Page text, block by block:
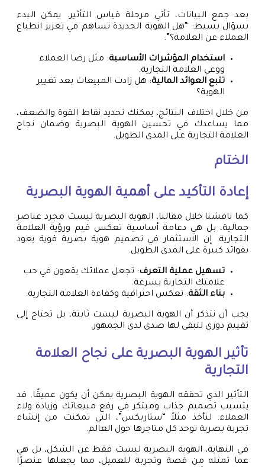
بعد جمع البيانات، تأتي مرحلة قياس التأثير. يمكن البدء
بسؤال بسيط: “هل الهوية الجديدة تساهم في تعزيز انطباع
العملاء عن العلامة؟”.
استخدام المؤشرات الأساسية: مثل رضا العملاء
ووعي العلامة التجارية.
تتبع العوائد المالية: هل زادت المبيعات بعد تغيير
الهوية؟
من خلال اختلاف النتائج، يمكنك تحديد نقاط القوة والضعف،
مما يساعدك في تحسين الهوية البصرية وضمان نجاح
العلامة التجارية على المدى الطويل.
الختام
إعادة التأكيد على أهمية الهوية البصرية
كما ناقشنا خلال مقالنا، الهوية البصرية ليست مجرد عناصر
جمالية، بل هي دعامة أساسية تعكس قيم ورؤية العلامة
التجارية. إن الاستثمار في تصميم هوية بصرية قوية يعود
بفوائد كبيرة على المدى الطويل.
تسهيل عملية التعرف: تجعل عملائك يقعون في حب
علامتك التجارية بسرعة.
بناء الثقة: تعكس احترافية وكفاءة العلامة التجارية.
يجب أن نتذكر أن الهوية البصرية ليست ثابتة، بل تحتاج إلى
تقييم دوري لتبقى لها صدى لدى الجمهور.
تأثير الهوية البصرية على نجاح العلامة
التجارية
التأثير الذي تحققه الهوية البصرية يمكن أن يكون عميقًا. قد
يتسبب تصميم جذاب ومبتكر في رفع مبيعاتك وزيادة ولاء
العملاء. لنأخذ مثلاً “ستاربكس”، التي تمكنت من إنشاء
تجربة بصرية توحد كل متاجرها حول العالم.
في النهاية، الهوية البصرية ليست فقط عن الشكل، بل هي
عما تمثله من قصة وتجربة للعميل، مما يجعلها عنصرًا